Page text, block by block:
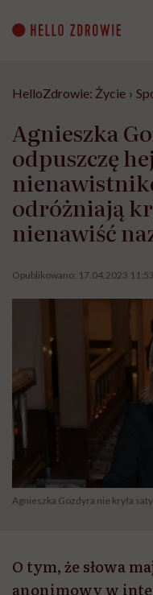
content
HelloZdrowie: Życie ›
Agnieszka
odpuszczę
odróżniają
nienawiść
Opublikowano: 17.04.2023 11:53
Agnieszka Gozdyra nie kryła
O tym, że słowa
anonimowy w